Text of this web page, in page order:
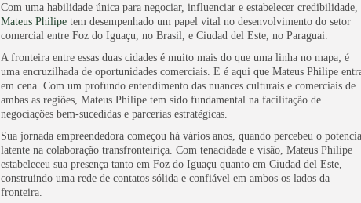
Com uma habilidade única para negociar, influenciar e estabelecer credibilidade,
Mateus Philipe tem desempenhado um papel vital no desenvolvimento do setor
comercial entre Foz do Iguaçu, no Brasil, e Ciudad del Este, no Paraguai.
A fronteira entre essas duas cidades é muito mais do que uma linha no mapa; é
uma encruzilhada de oportunidades comerciais. E é aqui que Mateus Philipe
em cena. Com um profundo entendimento das nuances culturais e comerciais de
ambas as regiões, Mateus Philipe tem sido fundamental na facilitação de
negociações bem-sucedidas e parcerias estratégicas.
Sua jornada empreendedora começou há vários anos, quando percebeu o
latente na colaboração transfronteiriça. Com tenacidade e visão, Mateus Philipe
estabeleceu sua presença tanto em Foz do Iguaçu quanto em Ciudad del Este,
construindo uma rede de contatos sólida e confiável em ambos os lados da
fronteira.